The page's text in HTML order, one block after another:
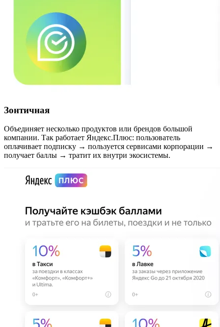
Зонтичная
Объединяет несколько продуктов или брендов большой
компании. Так работает Яндекс.Плюс: пользователь
оплачивает подписку → пользуется сервисами корпорации →
получает баллы → тратит их внутри экосистемы.